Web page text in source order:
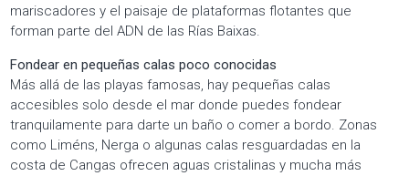
mariscadores y el paisaje de plataformas flotantes que
forman parte del ADN de las Rías Baixas.
Fondear en pequeñas calas poco conocidas
Más allá de las playas famosas, hay pequeñas calas
accesibles solo desde el mar donde puedes fondear
tranquilamente para darte un baño o comer a bordo. Zonas
como Liméns, Nerga o algunas calas resguardadas en la
costa de Cangas ofrecen aguas cristalinas y mucha más